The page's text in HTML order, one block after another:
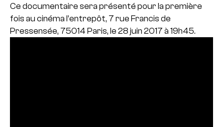
Ce documentaire sera présenté pour la première
fois au cinéma l’entrepôt, 7 rue Francis de
Pressensée, 75014 Paris, le 28 juin 2017 à 19h45.